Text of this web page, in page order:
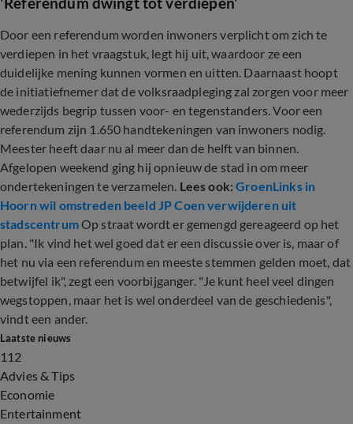
Door een referendum worden inwoners verplicht om zich te
verdiepen in het vraagstuk, legt hij uit, waardoor ze een
duidelijke mening kunnen vormen en uitten. Daarnaast hoopt
de initiatiefnemer dat de volksraadpleging zal zorgen voor meer
wederzijds begrip tussen voor- en tegenstanders. Voor een
referendum zijn 1.650 handtekeningen van inwoners nodig.
Meester heeft daar nu al meer dan de helft van binnen.
Afgelopen weekend ging hij opnieuw de stad in om meer
ondertekeningen te verzamelen. Lees ook:GroenLinks in
Hoorn wil omstreden beeld JP Coen verwijderen uit
stadscentrumOp straat wordt er gemengd gereageerd op het
plan. "Ik vind het wel goed dat er een discussie over is, maar of
het nu via een referendum en meeste stemmen gelden moet, dat
betwijfel ik", zegt een voorbijganger. "Je kunt heel veel dingen
wegstoppen, maar het is wel onderdeel van de geschiedenis",
vindt een ander.
Laatste nieuws
112
Advies & Tips
Economie
Entertainment